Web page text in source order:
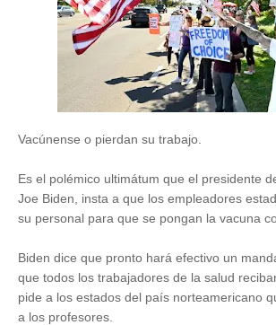
Vacúnense o pierdan su trabajo.
Es el polémico ultimátum que el presidente
Joe Biden, insta a que los empleadores
su personal para que se pongan la vacuna
Biden dice que pronto hará efectivo un
que todos los trabajadores de la salud
pide a los estados del país norteamericano
a los profesores.